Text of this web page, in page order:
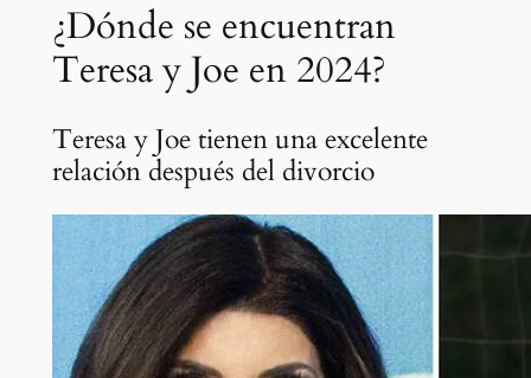
¿Dónde se encuentran
Teresa y Joe en 2024?
Teresa y Joe tienen una excelente
relación después del divorcio